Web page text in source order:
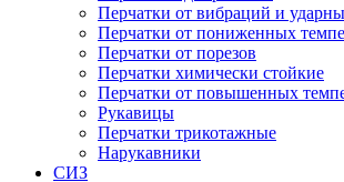
Перчатки от вибраций и
Перчатки от пониженных
Перчатки от порезов
Перчатки химически стойкие
Перчатки от повышенных
Рукавицы
Перчатки трикотажные
Нарукавники
СИЗ